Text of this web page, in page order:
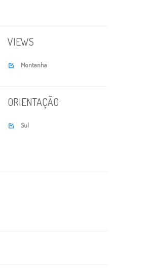
VIEWS
 Montanha
ORIENTAÇÃO
 Sul